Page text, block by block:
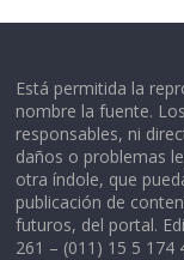
Está permitida la
nombre la fuente.
responsables, ni
daños o problemas
otra índole, que
publicación de
futuros, del portal.
261 – (011) 15 5 174